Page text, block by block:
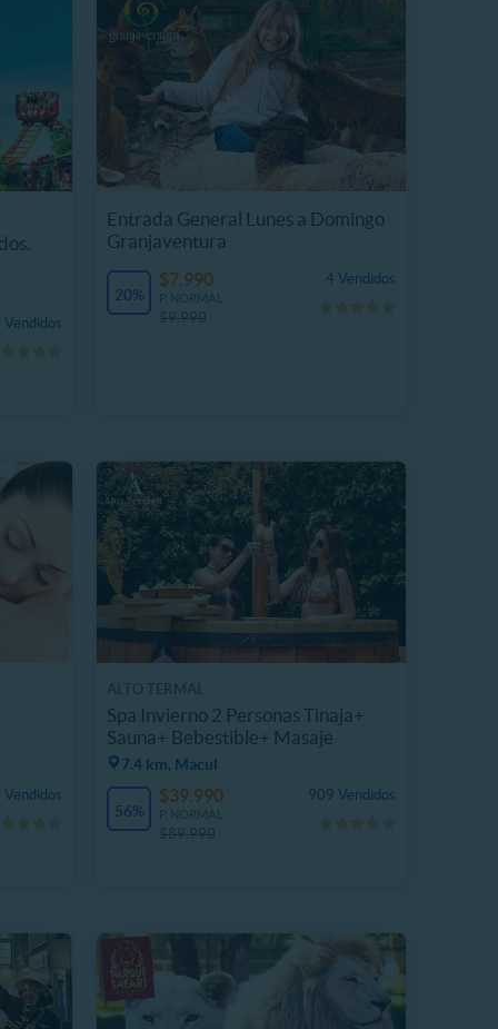
Entrada General Lunes a Domingo
Granjaventura
20%
4 Vendidos
$7.990
Vendidos
Spa Invierno 2 Personas Tinaja+
Sauna+ Bebestible+ Masaje
7.4 km, Macul
56%
909 Vendidos
$39.990